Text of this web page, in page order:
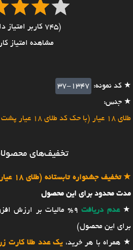
(745 کاربر امتیاز داده اند)
مشاهده امتیاز
★ کد نمونه: 37-1347
★ جنس:
طلای 18 عیار (با حک کد طلای 18 عیار پشت کار)
تخفیف‌های
★تخفیف جشنواره تابستانه (طلای 18 عیار):
مدت محدود برای این محصول
★عدم دریافت 9% مالیات بر ارزش افزوده (به مبلغ
برای این محصول)
★ همراه با هر خرید،یک عدد طلا کارت زرین با